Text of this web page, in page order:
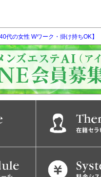
代の女性 Wワーク・掛け持ちOK】